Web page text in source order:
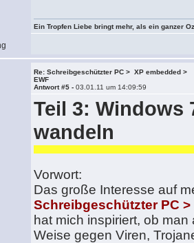
Ein Tropfen Liebe bringt mehr, als ein ganzer
Re: Schreibgeschützter PC > XP embedded >
EWF
Antwort #5 -03.01.11 um 14:09:59
Teil 3: Windows
wandeln
Baustelle,
Vorwort:
Das große Interesse auf
Schreibgeschützter PC
hat mich inspiriert, ob
Weise gegen Viren,